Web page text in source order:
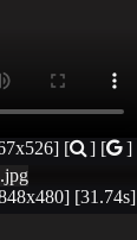
[ ] [ ]
[31.74s]